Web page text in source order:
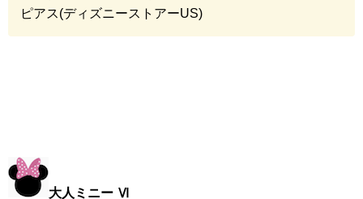
ピアス(ディズニーストアーUS)
大人ミニー Ⅵ